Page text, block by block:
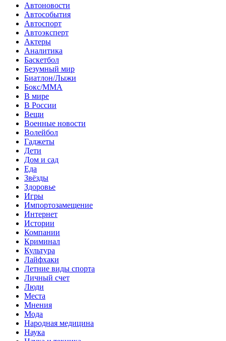
Автоновости
Автособытия
Автоспорт
Автоэксперт
Актеры
Аналитика
Баскетбол
Безумный мир
Биатлон/Лыжи
Бокс/MMA
В мире
В России
Вещи
Военные новости
Волейбол
Гаджеты
Дети
Дом и сад
Еда
Звёзды
Здоровье
Игры
Импортозамещение
Интернет
Истории
Компании
Криминал
Культура
Лайфхаки
Летние виды спорта
Личный счет
Люди
Места
Мнения
Мода
Народная медицина
Наука